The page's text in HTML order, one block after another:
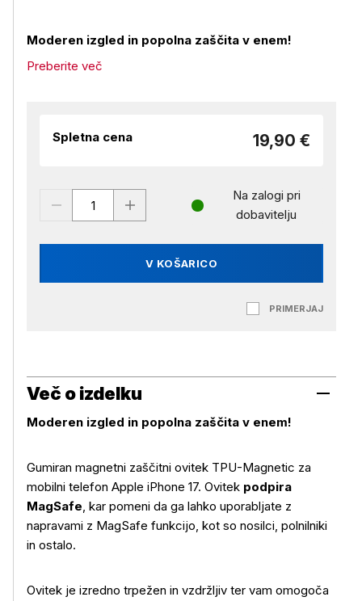
Moderen izgled in popolna zaščita v enem!
Preberite več
Spletna cena 19,90 €
V KOŠARICO
Na zalogi pri
dobavitelju
PRIMERJAJ
Več o izdelku
Več o izdelku
Moderen izgled in popolna zaščita v enem!
Gumiran magnetni zaščitni ovitek TPU-Magnetic za
mobilni telefon Apple iPhone 17. Ovitek podpira
MagSafe, kar pomeni da ga lahko uporabljate z
napravami z MagSafe funkcijo, kot so nosilci, polnilniki
in ostalo.
Ovitek je izredno trpežen in vzdržljiv ter vam omogoča